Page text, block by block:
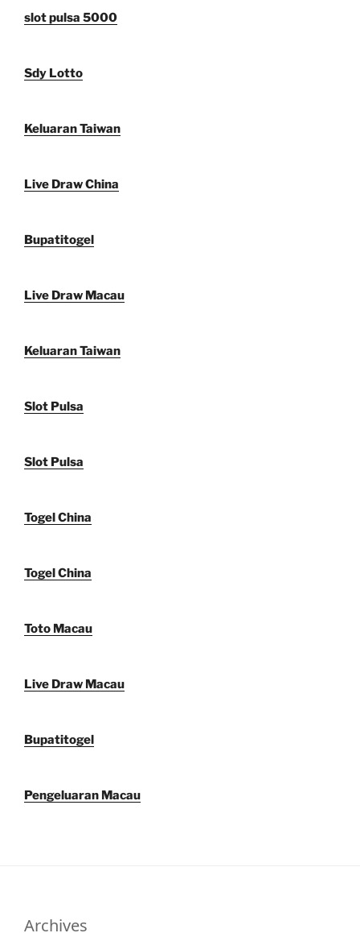
slot pulsa 5000
Sdy Lotto
Keluaran Taiwan
Live Draw China
Bupatitogel
Live Draw Macau
Keluaran Taiwan
Slot Pulsa
Slot Pulsa
Togel China
Togel China
Toto Macau
Live Draw Macau
Bupatitogel
Pengeluaran Macau
Archives